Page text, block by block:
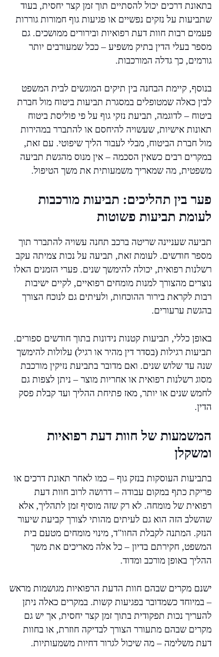
בתאונת דרכים יכול להסתיים תוך זמן קצר יחסית, בעוד
שתביעות על נזקים נפשיים או פגיעות גוף חמורות גוררות
פעמים רבות חוות דעת רפואיות ובירורים ממושכים. גם
מספר בעלי הדין בתיק משפיע – ככל שמעורבים יותר
גורמים, כך גדלה המורכבות.
בנוסף, קיימת הבחנה בין תיקים המוגשים לבית המשפט
לבין כאלה שמטופלים במסגרת תביעות ביטוח מול חברת
ביטוח – לדוגמה, תביעת נזקי גוף על פי פוליסת ביטוח
תאונות אישיות, שעשויה להיחסם או להתברר במהירות
מול חברת הביטוח, מבלי לעבור הליך שיפוטי. עם זאת,
במקרים רבים כשאין הסכמה – אין מנוס מהגשת תביעה
משפטית, מה שמאריך משמעותית את משך הטיפול.
פער בין תהליכים: תביעות מורכבות
לעומת תביעות פשוטות
תביעה שעניינה שריטה ברכב תחנה עשויה להתברר תוך
מספר חודשים. לעומת זאת, תביעה על נכות צמיתה עקב
רשלנות רפואית, יכולה להימשך שנים. פערי הזמנים האלו
נוצרים מהצורך למנות מומחים רפואיים, לקיים ישיבות
רבות לקראת בירור ההוכחות, ולעיתים גם לנוכח הצורך
בהגשת ערעורים.
באופן כללי, תביעות קטנות נידונות בתוך חודשים ספורים.
תביעות רגילות (בסדר דין מהיר או רגיל) עלולות להימשך
שנה עד שלוש שנים. ואם מדובר בתביעת נזיקין מורכבת
מסוג רשלנות רפואית או אחריות מוצר – ניתן לצפות גם
לחמש שנים או יותר, מאז פתיחת ההליך ועד קבלת פסק
הדין.
המשמעות של חוות דעת רפואיות
ומשקלן
בתביעות העוסקות בנזק גוף – כמו לאחר תאונת דרכים או
פריקת כתף במקום עבודה – דרושה לרוב חוות דעת
רפואית של מומחה. לא רק שזה מוסיף זמן לתהליך, אלא
שהשלב הזה הוא גם לעיתים מהותי לצורך קביעת שיעור
הנזק. המתנה לקבלת החוו"ד, מינוי מומחים מטעם בית
המשפט, חקירתם בדיון – כל אלה מאריכים את משך
ההליך באופן מורכב ומדוד.
ישנם מקרים שבהם חוות הדעת הרפואיות מגושמות מראש
– במיוחד כשמדובר בפגיעות קשות. במקרים כאלה ניתן
להעריך נכות תפקודית בתוך זמן קצר יחסית, אך יש גם
מקרים שבהם מתעורר הצורך לבדיקה חוזרת, או בחוות
דעת משלימה – מה שיכול לגרור דחיות משמעותיות.